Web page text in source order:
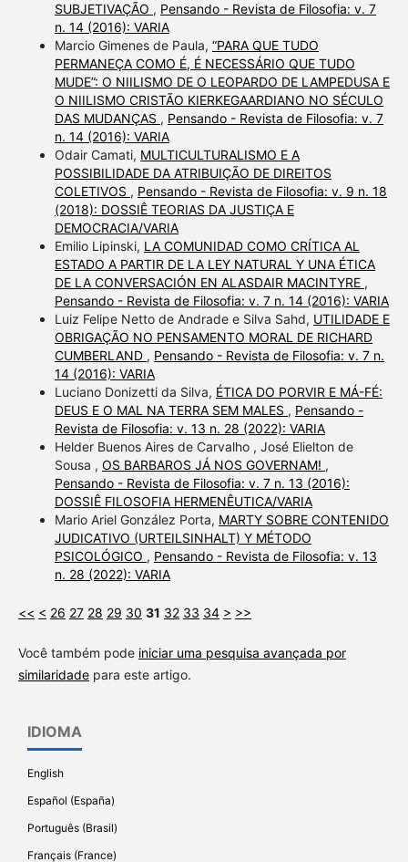
SUBJETIVAÇÃO , Pensando - Revista de Filosofia: v. 7
n. 14 (2016): VARIA
Marcio Gimenes de Paula, “PARA QUE TUDO
PERMANEÇA COMO É, É NECESSÁRIO QUE TUDO
MUDE”: O NIILISMO DE O LEOPARDO DE LAMPEDUSA E
O NIILISMO CRISTÃO KIERKEGAARDIANO NO SÉCULO
DAS MUDANÇAS , Pensando - Revista de Filosofia: v. 7
n. 14 (2016): VARIA
Odair Camati, MULTICULTURALISMO E A
POSSIBILIDADE DA ATRIBUIÇÃO DE DIREITOS
COLETIVOS , Pensando - Revista de Filosofia: v. 9 n. 18
(2018): DOSSIÊ TEORIAS DA JUSTIÇA E
DEMOCRACIA/VARIA
Emilio Lipinski, LA COMUNIDAD COMO CRÍTICA AL
ESTADO A PARTIR DE LA LEY NATURAL Y UNA ÉTICA
DE LA CONVERSACIÓN EN ALASDAIR MACINTYRE ,
Pensando - Revista de Filosofia: v. 7 n. 14 (2016): VARIA
Luiz Felipe Netto de Andrade e Silva Sahd, UTILIDADE E
OBRIGAÇÃO NO PENSAMENTO MORAL DE RICHARD
CUMBERLAND , Pensando - Revista de Filosofia: v. 7 n.
14 (2016): VARIA
Luciano Donizetti da Silva, ÉTICA DO PORVIR E MÁ-FÉ:
DEUS E O MAL NA TERRA SEM MALES , Pensando -
Revista de Filosofia: v. 13 n. 28 (2022): VARIA
Helder Buenos Aires de Carvalho , José Elielton de
Sousa , OS BARBAROS JÁ NOS GOVERNAM! ,
Pensando - Revista de Filosofia: v. 7 n. 13 (2016):
DOSSIÊ FILOSOFIA HERMENÊUTICA/VARIA
Mario Ariel González Porta, MARTY SOBRE CONTENIDO
JUDICATIVO (URTEILSINHALT) Y MÉTODO
PSICOLÓGICO , Pensando - Revista de Filosofia: v. 13
n. 28 (2022): VARIA
<< < 26 27 28 29 30 31 32 33 34 > >>
Você também pode iniciar uma pesquisa avançada por
similaridadepara este artigo.
IDIOMA
English
Español (España)
Português (Brasil)
Français (France)